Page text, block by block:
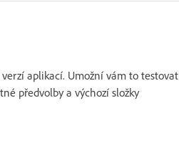
aplikací. Umožní vám to testovat
předvolby a výchozí složky